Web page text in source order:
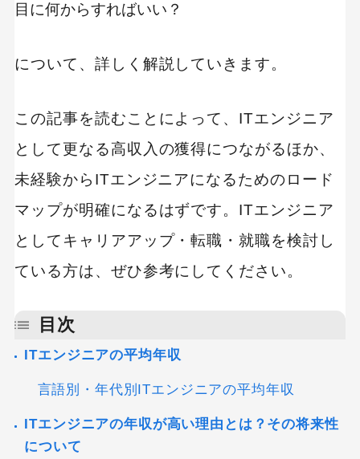
目に何からすればいい？
について、詳しく解説していきます。
この記事を読むことによって、ITエンジニア
として更なる高収入の獲得につながるほか、
未経験からITエンジニアになるためのロード
マップが明確になるはずです。ITエンジニア
としてキャリアアップ・転職・就職を検討し
ている方は、ぜひ参考にしてください。
目次
ITエンジニアの平均年収
言語別・年代別ITエンジニアの平均年収
ITエンジニアの年収が高い理由とは？その将来性
について